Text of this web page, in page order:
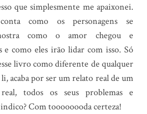
que simplesmente me apaixonei.
como os personagens se
como o amor chegou e
e como eles irão lidar com isso. Só
livro como diferente de qualquer
acaba por ser um relato real de um
todos os seus problemas e
Com toooooooda certeza!